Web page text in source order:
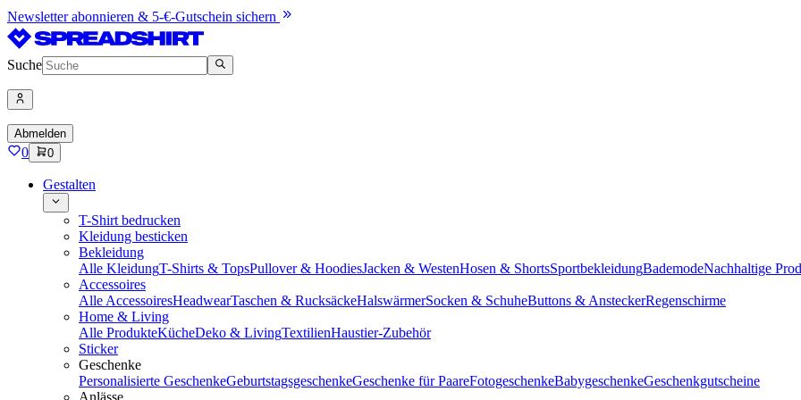
Newsletter abonnieren & 5-€-Gutschein sichern
Suche
Abmelden
0 0
Gestalten
T-Shirt bedrucken
Kleidung besticken
Bekleidung
Alle KleidungT-Shirts & TopsPullover & HoodiesJacken & WestenHosen & ShortsSportbekleidungBademodeNachhaltige
Accessoires
Alle AccessoiresHeadwearTaschen & RucksäckeHalswärmerSocken & SchuheButtons & AnsteckerRegenschirme
Home & Living
Alle ProdukteKücheDeko & LivingTextilienHaustier-Zubehör
Sticker
Geschenke
Personalisierte GeschenkeGeburtstagsgeschenkeGeschenke für PaareFotogeschenkeBabygeschenkeGeschenkgutscheine